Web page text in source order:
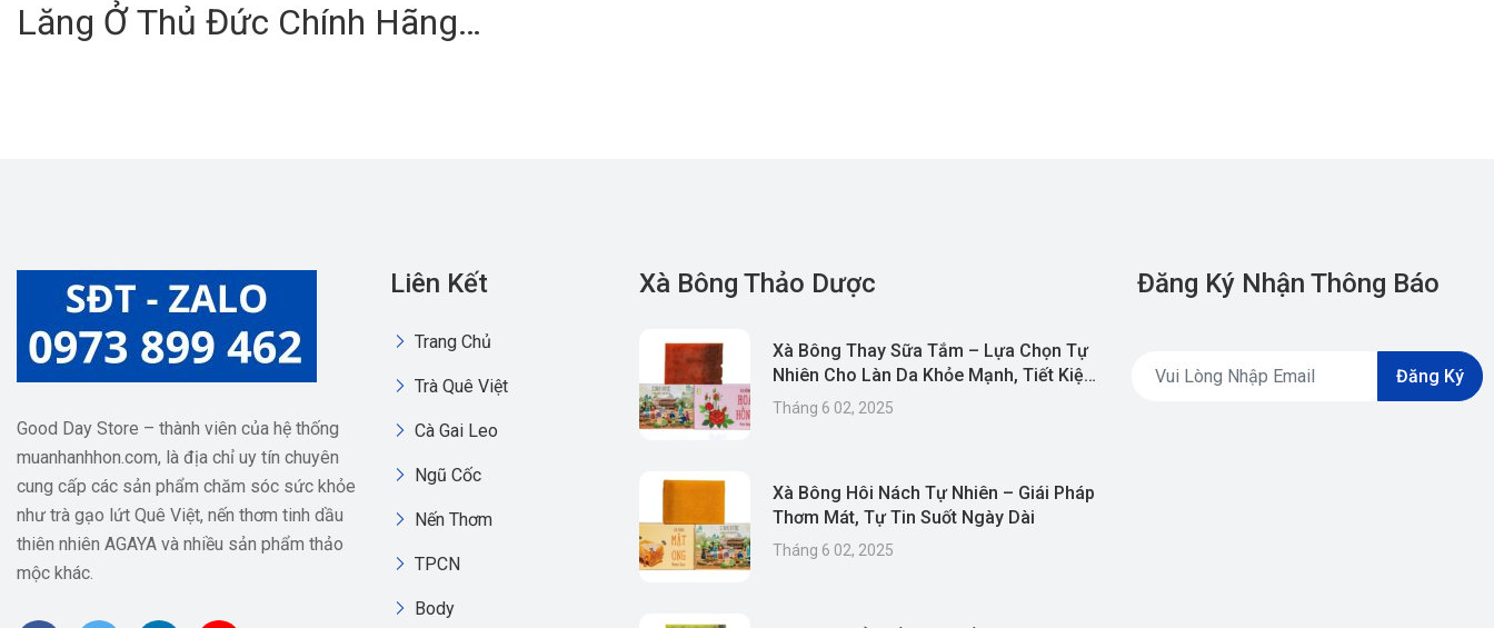
Lăng Ở Thủ Đức Chính Hãng
Good Day Store – thành viên của hệ thống
muanhanhhon.com, là địa chỉ uy tín chuyên
cung cấp các sản phẩm chăm sóc sức khỏe
như trà gạo lứt Quê Việt, nến thơm tinh dầu
thiên nhiên AGAYA và nhiều sản phẩm thảo
mộc khác.
Liên Kết
Trang Chủ
Trà Quê Việt
Cà Gai Leo
Ngũ Cốc
Nến Thơm
TPCN
Body
Xà Bông Thảo Dược
Xà Bông Thay Sữa Tắm – Lựa Chọn Tự
Nhiên Cho Làn Da Khỏe Mạnh, Tiết Kiệm
& Thân Thiện Môi Trường
Tháng 6 02, 2025
Xà Bông Hôi Nách Tự Nhiên – Giái Pháp
Thơm Mát, Tự Tin Suốt Ngày Dài
Tháng 6 02, 2025
Đăng Ký Nhận Thông Báo
Đăng Ký